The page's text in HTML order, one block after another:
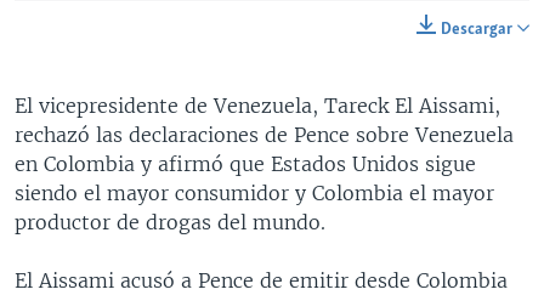
Descargar
El vicepresidente de Venezuela, Tareck El Aissami,
rechazó las declaraciones de Pence sobre Venezuela
en Colombia y afirmó que Estados Unidos sigue
siendo el mayor consumidor y Colombia el mayor
productor de drogas del mundo.
El Aissami acusó a Pence de emitir desde Colombia